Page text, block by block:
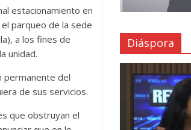
estacionamiento en
parqueo de la sede
a los fines de
unidad.
permanente del
de sus servicios.
que obstruyan el
Diáspora